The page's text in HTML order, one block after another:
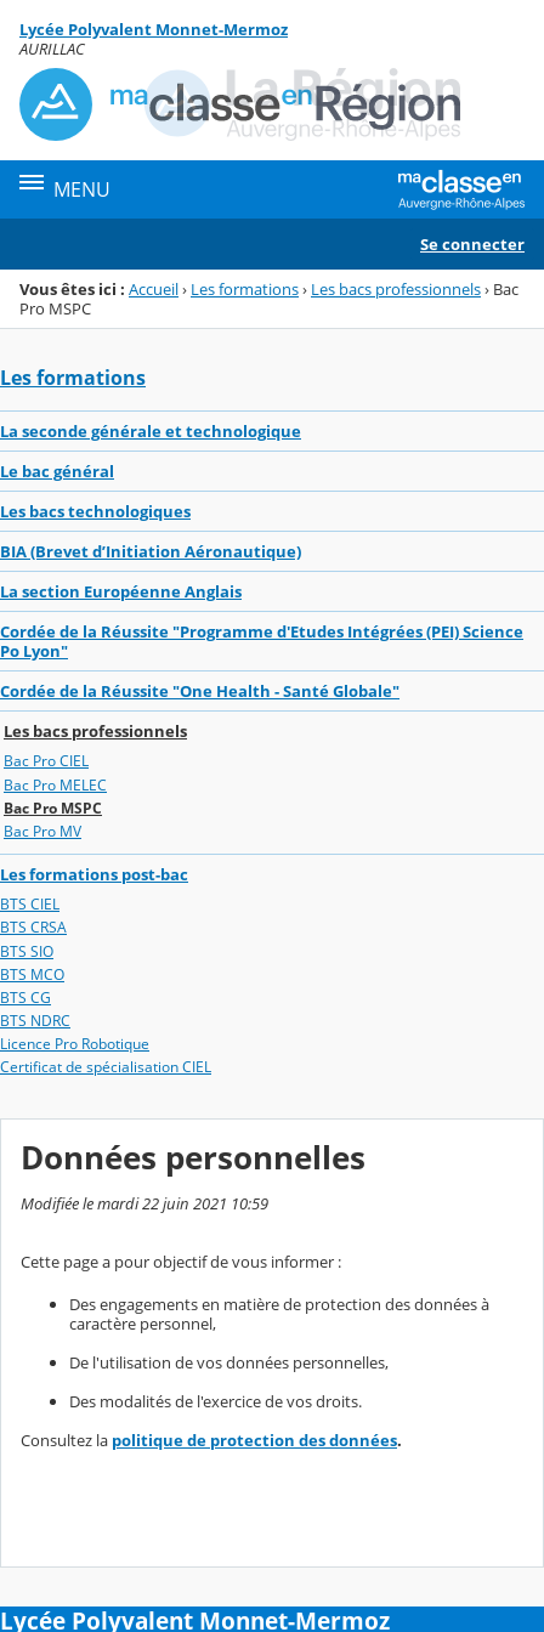
Menu de la rubrique
Contenu
Lycée Polyvalent Monnet-Mermoz
AURILLAC
MENU
Se connecter
Vous êtes ici : Accueil› Les formations› Les bacs professionnels› Bac
Pro MSPC
Les formations
La seconde générale et technologique
Le bac général
Les bacs technologiques
BIA (Brevet d’Initiation Aéronautique)
La section Européenne Anglais
Cordée de la Réussite "Programme d'Etudes Intégrées (PEI) Science
Po Lyon"
Cordée de la Réussite "One Health - Santé Globale"
Les bacs professionnels
Bac Pro CIEL
Bac Pro MELEC
Bac Pro MSPC
Bac Pro MV
Les formations post-bac
BTS CIEL
BTS CRSA
BTS SIO
BTS MCO
BTS CG
BTS NDRC
Licence Pro Robotique
Certificat de spécialisation CIEL
Données personnelles
Modifiée le mardi 22 juin 2021 10:59
Cette page a pour objectif de vous informer :
Des engagements en matière de protection des données à
caractère personnel,
De l'utilisation de vos données personnelles,
Des modalités de l'exercice de vos droits.
Consultez la politique de protection des données.
Lycée Polyvalent Monnet-Mermoz